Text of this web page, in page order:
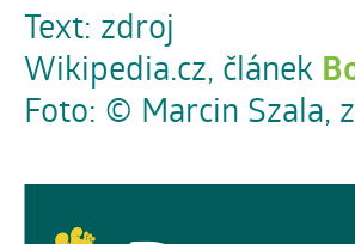
Text: zdroj
Wikipedia.cz, článek
Foto: © Marcin Szala,